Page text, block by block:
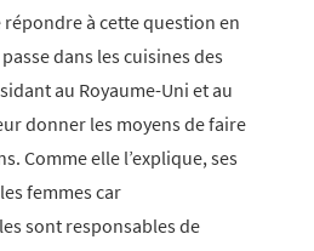
répondre à cette question en
dans les cuisines des
au Royaume-Uni et au
donner les moyens de faire
Comme elle l’explique, ses
femmes car
sont responsables de